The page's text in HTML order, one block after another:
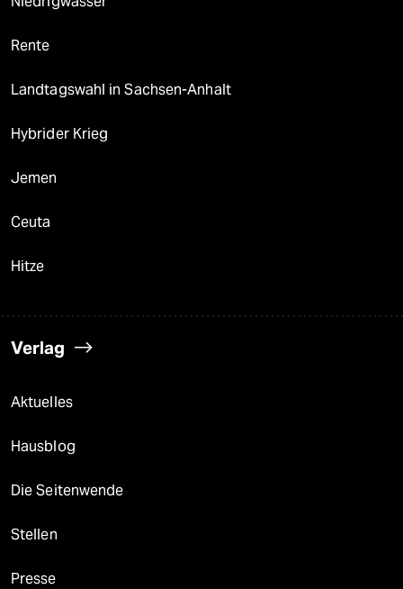
Rente
Landtagswahl in Sachsen-Anhalt
Hybrider Krieg
Jemen
Ceuta
Hitze
Verlag
Aktuelles
Hausblog
Die Seitenwende
Stellen
Presse